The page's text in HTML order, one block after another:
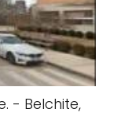
- Belchite,